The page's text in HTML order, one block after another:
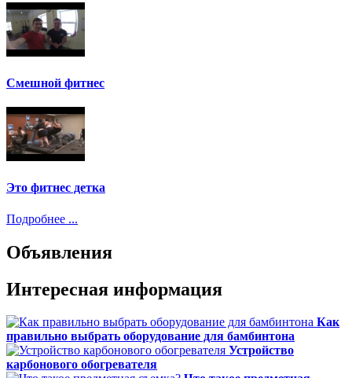
Смешной фитнес
Это фитнес детка
Подробнее ...
Объявления
Интересная информация
Как
правильно выбрать оборудование для бамбинтона
Устройство
карбонового обогревателя